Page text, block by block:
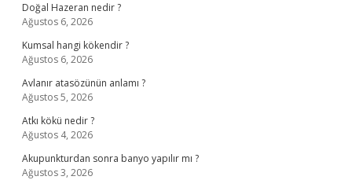
Doğal Hazeran nedir ?
Ağustos 6, 2026
Kumsal hangi kökendir ?
Ağustos 6, 2026
Avlanır atasözünün anlamı ?
Ağustos 5, 2026
Atkı kökü nedir ?
Ağustos 4, 2026
Akupunkturdan sonra banyo yapılır mı ?
Ağustos 3, 2026